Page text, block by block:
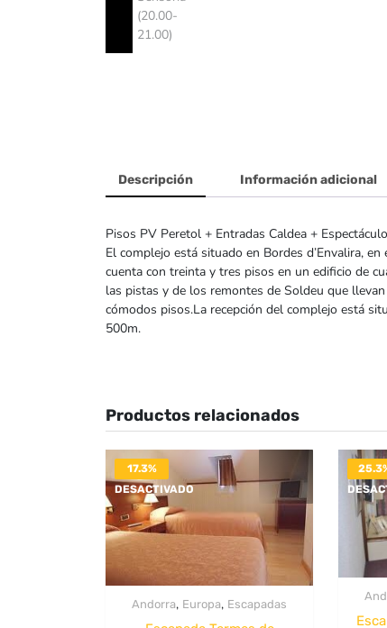
Descripción Información adicional
Pisos PV Peretol + Entradas Caldea +
El complejo está situado en Bordes d’Envalira,
cuenta con treinta y tres pisos en un edificio de
las pistas y de los remontes de Soldeu que
cómodos pisos.La recepción del complejo está
500m.
Productos relacionados
17.3%
DESACTIVADO
Andorra, Europa, Escapadas